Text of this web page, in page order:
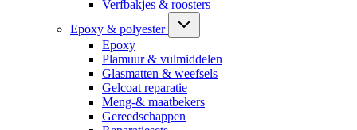
Verfbakjes & roosters
Epoxy & polyester
Epoxy
Plamuur & vulmiddelen
Glasmatten & weefsels
Gelcoat reparatie
Meng-& maatbekers
Gereedschappen